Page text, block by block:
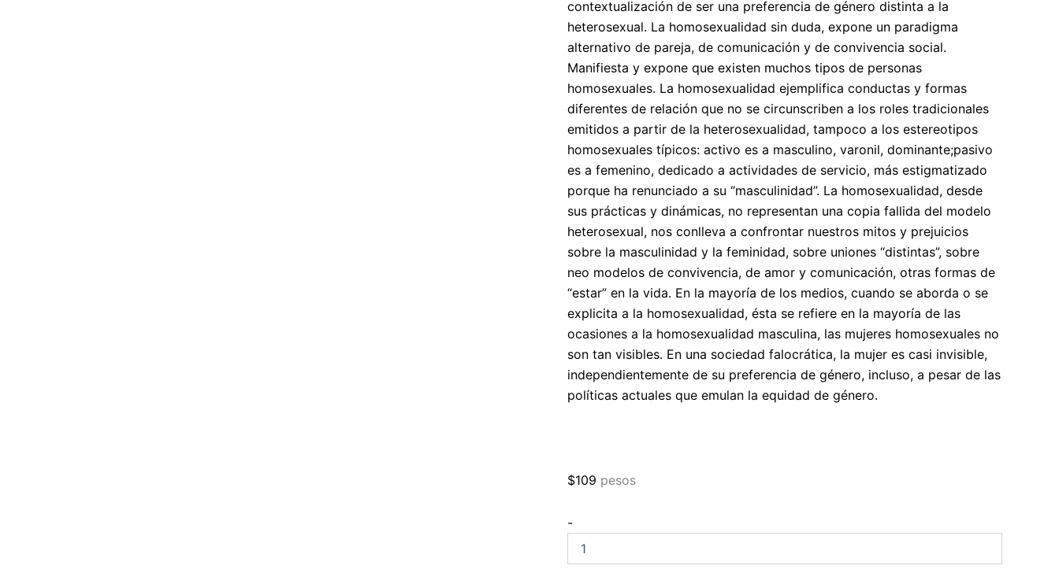
contextualización de ser una preferencia de género distinta a la
heterosexual. La homosexualidad sin duda, expone un paradigma
alternativo de pareja, de comunicación y de convivencia social.
Manifiesta y expone que existen muchos tipos de personas
homosexuales. La homosexualidad ejemplifica conductas y formas
diferentes de relación que no se circunscriben a los roles tradicionales
emitidos a partir de la heterosexualidad, tampoco a los estereotipos
homosexuales típicos: activo es a masculino, varonil, dominante;pasivo
es a femenino, dedicado a actividades de servicio, más estigmatizado
porque ha renunciado a su “masculinidad”. La homosexualidad, desde
sus prácticas y dinámicas, no representan una copia fallida del modelo
heterosexual, nos conlleva a confrontar nuestros mitos y prejuicios
sobre la masculinidad y la feminidad, sobre uniones “distintas”, sobre
neo modelos de convivencia, de amor y comunicación, otras formas de
“estar” en la vida. En la mayoría de los medios, cuando se aborda o se
explicita a la homosexualidad, ésta se refiere en la mayoría de las
ocasiones a la homosexualidad masculina, las mujeres homosexuales no
son tan visibles. En una sociedad falocrática, la mujer es casi invisible,
independientemente de su preferencia de género, incluso, a pesar de las
políticas actuales que emulan la equidad de género.
$109 pesos
-
rostros
de
la